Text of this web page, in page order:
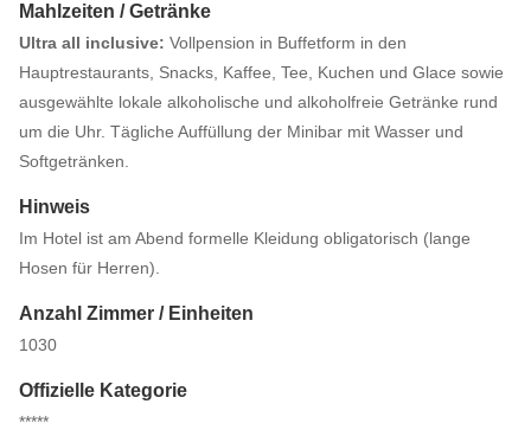
Mahlzeiten / Getränke
Ultra all inclusive: Vollpension in Buffetform in den
Hauptrestaurants, Snacks, Kaffee, Tee, Kuchen und Glace sowie
ausgewählte lokale alkoholische und alkoholfreie Getränke rund
um die Uhr. Tägliche Auffüllung der Minibar mit Wasser und
Softgetränken.
Hinweis
Im Hotel ist am Abend formelle Kleidung obligatorisch (lange
Hosen für Herren).
Anzahl Zimmer / Einheiten
1030
Offizielle Kategorie
*****